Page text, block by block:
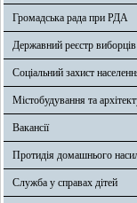
Громадська рада при РДА
Державний реєстр виборців
Соціальний захист
Містобудування та
Вакансії
Протидія домашнього
Служба у справах дітей